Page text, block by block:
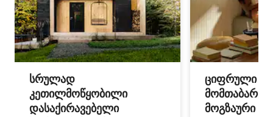
სრულად
კეთილმოწყობილი
დასაქირავებელი
ციფრული
მოგზაური